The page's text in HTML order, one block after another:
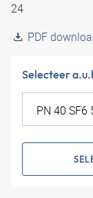
24
PDF
Selecteer